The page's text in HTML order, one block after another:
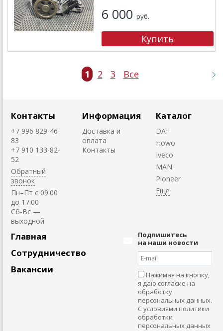
6 000 руб.
1 2 3 Все
Контакты
+7 996 829-46-
83
+7 910 133-82-
52
Обратный
звонок
Пн–Пт с 09:00
до 17:00
Cб-Вс —
выходной
Информация
Доставка и
оплата
Контакты
Каталог
DAF
Howo
Iveco
MAN
Pioneer
Главная
Сотрудничество
Вакансии
Подпишитесь
на наши новости
Нажимая на кнопку,
я даю согласие на
обработку
персональных данных.
С условиями политики
обработки
персональных данных